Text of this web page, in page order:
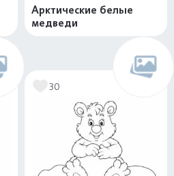
Арктические белые
медведи
30